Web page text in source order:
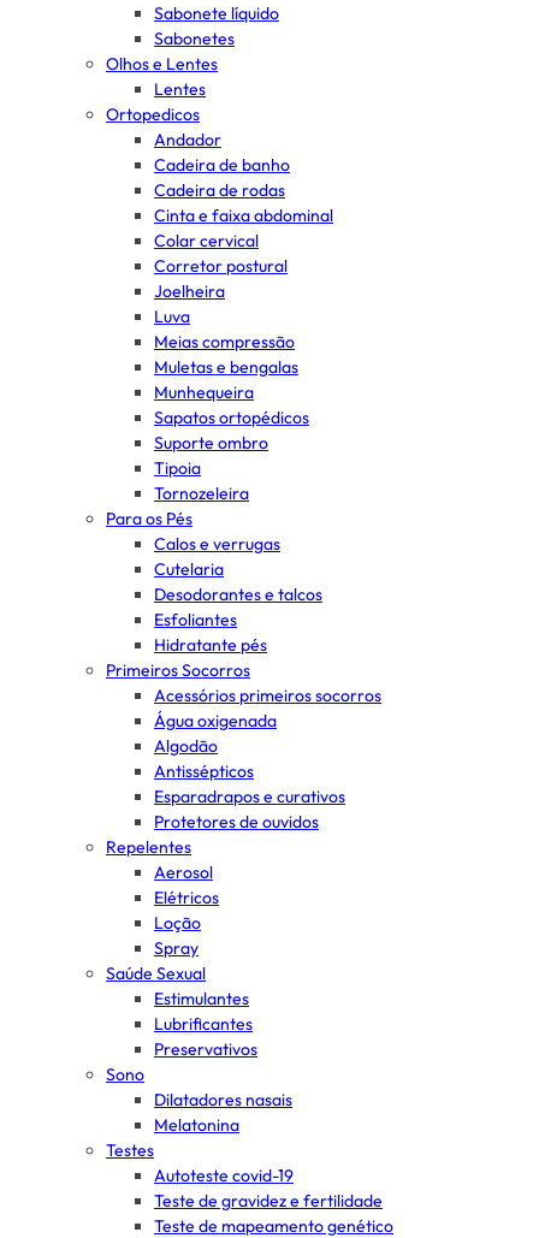
Sabonete líquido
Sabonetes
Olhos e Lentes
Lentes
Ortopedicos
Andador
Cadeira de banho
Cadeira de rodas
Cinta e faixa abdominal
Colar cervical
Corretor postural
Joelheira
Luva
Meias compressão
Muletas e bengalas
Munhequeira
Sapatos ortopédicos
Suporte ombro
Tipoia
Tornozeleira
Para os Pés
Calos e verrugas
Cutelaria
Desodorantes e talcos
Esfoliantes
Hidratante pés
Primeiros Socorros
Acessórios primeiros socorros
Água oxigenada
Algodão
Antissépticos
Esparadrapos e curativos
Protetores de ouvidos
Repelentes
Aerosol
Elétricos
Loção
Spray
Saúde Sexual
Estimulantes
Lubrificantes
Preservativos
Sono
Dilatadores nasais
Melatonina
Testes
Autoteste covid-19
Teste de gravidez e fertilidade
Teste de mapeamento genético